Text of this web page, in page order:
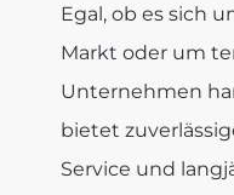
Egal, ob es sich
Markt oder um
Unternehmen
bietet
Service und